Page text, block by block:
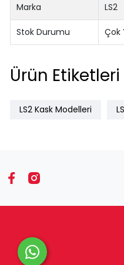
Marka LS2
Stok Durumu Çok
Ürün Etiketleri
LS2 Kask Modelleri